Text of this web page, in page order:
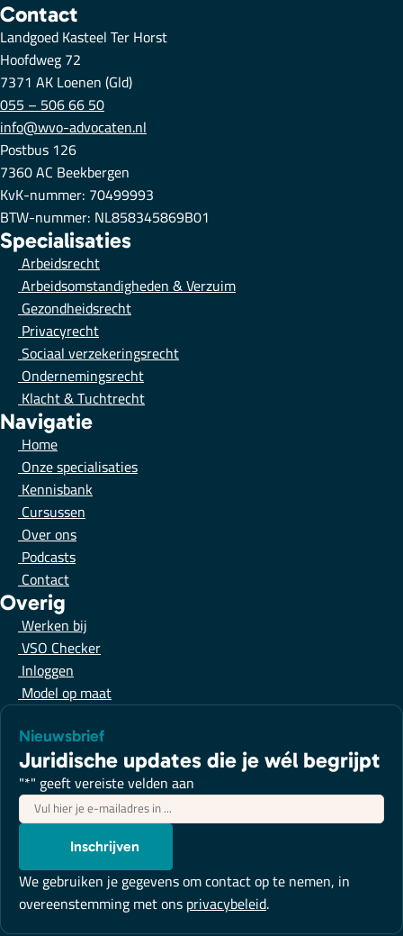
Contact
Landgoed Kasteel Ter Horst
Hoofdweg 72
7371 AK Loenen (Gld)
055 – 506 66 50
info@wvo-advocaten.nl
Postbus 126
7360 AC Beekbergen
KvK-nummer: 70499993
BTW-nummer: NL858345869B01
Specialisaties
Arbeidsrecht
Arbeidsomstandigheden & Verzuim
Gezondheidsrecht
Privacyrecht
Sociaal verzekeringsrecht
Ondernemingsrecht
Klacht & Tuchtrecht
Navigatie
Home
Onze specialisaties
Kennisbank
Cursussen
Over ons
Podcasts
Contact
Overig
Werken bij
VSO Checker
Inloggen
Model op maat
Nieuwsbrief
Juridische updates die je wél begrijpt
"*" geeft vereiste velden aan
E-
mailadres*
Inschrijven
We gebruiken je gegevens om contact op te nemen, in
overeenstemming met onsprivacybeleid.